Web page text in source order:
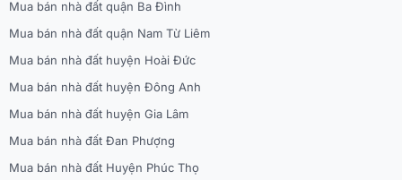
Mua bán nhà đất quận Ba Đình
Mua bán nhà đất quận Nam Từ Liêm
Mua bán nhà đất huyện Hoài Đức
Mua bán nhà đất huyện Đông Anh
Mua bán nhà đất huyện Gia Lâm
Mua bán nhà đất Đan Phượng
Mua bán nhà đất Huyện Phúc Thọ